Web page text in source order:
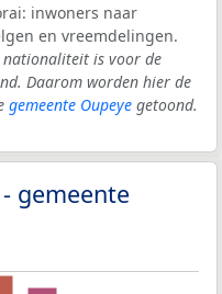
inwoners naar
en vreemdelingen.
nationaliteit is voor de
Daarom worden hier de
gemeente Oupeye getoond.
gemeente